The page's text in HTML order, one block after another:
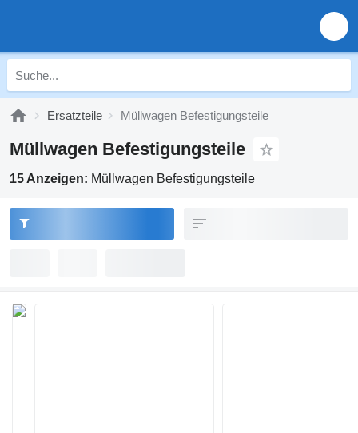
Ersatzteile Müllwagen Befestigungsteile
Müllwagen Befestigungsteile
15 Anzeigen: Müllwagen Befestigungsteile